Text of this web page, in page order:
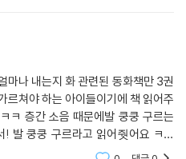
어두운색 위주였다면 화가 풀릴수
요. 결국 마지막 장면에서 만난 아
어요. 아마 책을 보는 독자들도 책장
화가 풀릴 거예요. 이렇게 추상적인
지로 사랑스럽게 표현하고 최대한
책의 매력이지요. 이는 오랜 기간 다
을 지닌 김진화 작가의 내공입니다.
마나 내는지 화 관련된 동화책만 3권
르쳐야 하는 아이들이기에 책 읽어주
ㅋ 층간 소음 때문에발 쿵쿵 구르는
! 발 쿵쿵 구르라고 읽어줫어요 ㅋㅋ
날때 애들한테 바로 화내지말고 먼